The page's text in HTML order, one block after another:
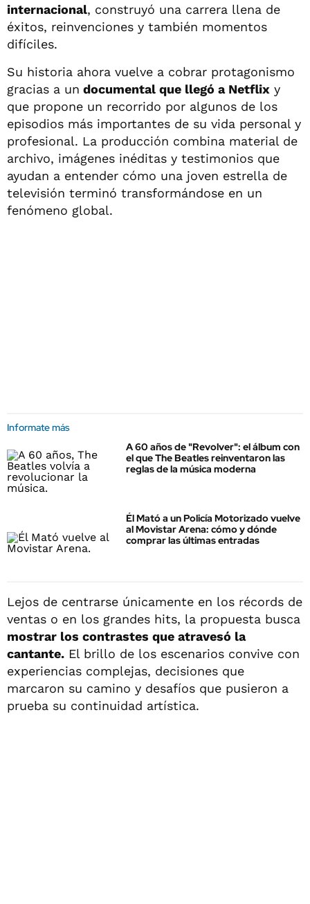
internacional, construyó una carrera llena de
éxitos, reinvenciones y también momentos
difíciles.
Su historia ahora vuelve a cobrar protagonismo
gracias a un documental que llegó a Netflix y
que propone un recorrido por algunos de los
episodios más importantes de su vida personal y
profesional. La producción combina material de
archivo, imágenes inéditas y testimonios que
ayudan a entender cómo una joven estrella de
televisión terminó transformándose en un
fenómeno global.
Informate más
A 60 años de "Revolver": el álbum con
el que The Beatles reinventaron las
reglas de la música moderna
Él Mató a un Policía Motorizado vuelve
al Movistar Arena: cómo y dónde
comprar las últimas entradas
Lejos de centrarse únicamente en los récords de
ventas o en los grandes hits, la propuesta busca
mostrar los contrastes que atravesó la
cantante. El brillo de los escenarios convive con
experiencias complejas, decisiones que
marcaron su camino y desafíos que pusieron a
prueba su continuidad artística.